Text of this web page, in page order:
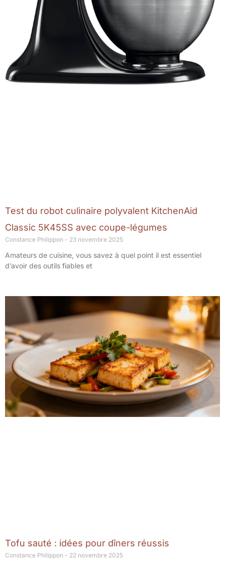
Test du robot culinaire polyvalent KitchenAid
Classic 5K45SS avec coupe-légumes
Constance Philippon 23 novembre 2025
Amateurs de cuisine, vous savez à quel point il est essentiel
d’avoir des outils fiables et
Tofu sauté : idées pour dîners réussis
Constance Philippon 22 novembre 2025